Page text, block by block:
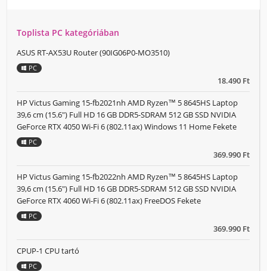
Toplista PC kategóriában
18.490 Ft
ASUS RT-AX53U Router (90IG06P0-MO3510)
PC
369.990 Ft
HP Victus Gaming 15-fb2021nh AMD Ryzen™ 5 8645HS Laptop
39,6 cm (15.6") Full HD 16 GB DDR5-SDRAM 512 GB SSD NVIDIA
GeForce RTX 4050 Wi-Fi 6 (802.11ax) Windows 11 Home Fekete
PC
369.990 Ft
HP Victus Gaming 15-fb2022nh AMD Ryzen™ 5 8645HS Laptop
39,6 cm (15.6") Full HD 16 GB DDR5-SDRAM 512 GB SSD NVIDIA
GeForce RTX 4060 Wi-Fi 6 (802.11ax) FreeDOS Fekete
PC
CPUP-1 CPU tartó
PC